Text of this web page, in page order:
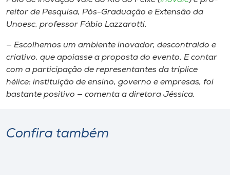
reitor de Pesquisa, Pós-Graduação e Extensão da
Unoesc, professor Fábio Lazzarotti.
— Escolhemos um ambiente inovador, descontraído e
criativo, que apoiasse a proposta do evento. E contar
com a participação de representantes da tríplice
hélice: instituição de ensino, governo e empresas, foi
bastante positivo — comenta a diretora Jéssica.
Confira também